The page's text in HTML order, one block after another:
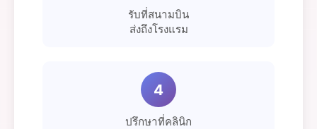
รับที่สนามบิน
ส่งถึงโรงแรม
4
ปรึกษาที่คลินิก